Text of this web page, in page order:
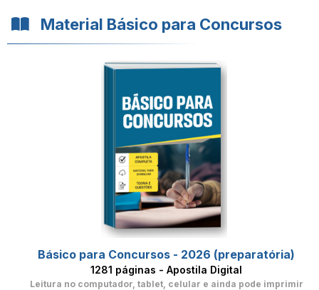
Material Básico para Concursos
Básico para Concursos - 2026 (preparatória)
1281 páginas - Apostila Digital
Leitura no computador, tablet, celular e ainda pode imprimir